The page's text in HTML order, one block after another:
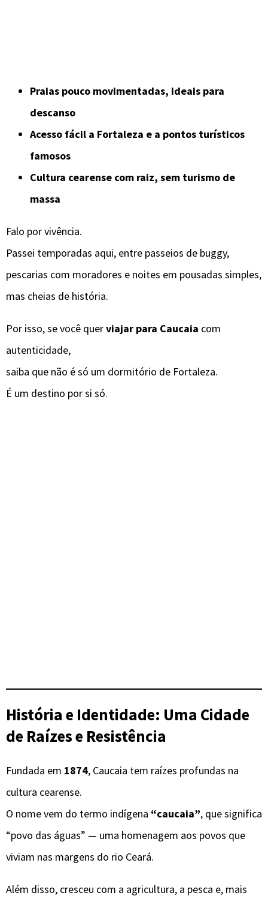
Praias pouco movimentadas, ideais para
descanso
Acesso fácil a Fortaleza e a pontos turísticos
famosos
Cultura cearense com raiz, sem turismo de
massa
Falo por vivência.
Passei temporadas aqui, entre passeios de buggy,
pescarias com moradores e noites em pousadas simples,
mas cheias de história.
Por isso, se você querviajar para Caucaia com
autenticidade,
saiba que não é só um dormitório de Fortaleza.
É um destino por si só.
História e Identidade: Uma Cidade
de Raízes e Resistência
Fundada em 1874, Caucaia tem raízes profundas na
cultura cearense.
O nome vem do termo indígena “caucaia”, que significa
“povo das águas” — uma homenagem aos povos que
viviam nas margens do rio Ceará.
Além disso, cresceu com a agricultura, a pesca e, mais